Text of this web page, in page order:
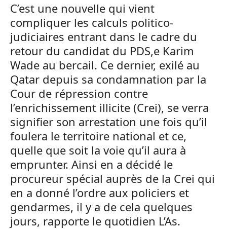
C’est une nouvelle qui vient
compliquer les calculs politico-
judiciaires entrant dans le cadre du
retour du candidat du PDS,e Karim
Wade au bercail. Ce dernier, exilé au
Qatar depuis sa condamnation par la
Cour de répression contre
l’enrichissement illicite (Crei), se verra
signifier son arrestation une fois qu’il
foulera le territoire national et ce,
quelle que soit la voie qu’il aura à
emprunter. Ainsi en a décidé le
procureur spécial auprès de la Crei qui
en a donné l’ordre aux policiers et
gendarmes, il y a de cela quelques
jours, rapporte le quotidien L’As.